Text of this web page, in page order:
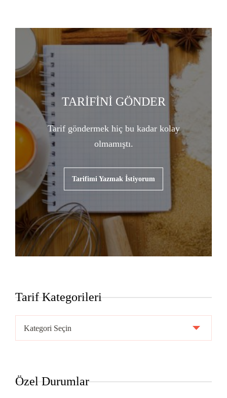
TARİFİNİ GÖNDER
Tarif göndermek hiç bu kadar kolay
olmamıştı.
Tarifimi Yazmak İstiyorum
Tarif Kategorileri
Kategorileri
Özel Durumlar